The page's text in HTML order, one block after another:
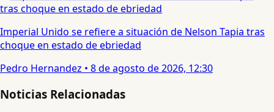
Imperial Unido se refiere a situación de Nelson Tapia tras
choque en estado de ebriedad
Pedro Hernandez • 8 de agosto de 2026, 12:30
Noticias Relacionadas